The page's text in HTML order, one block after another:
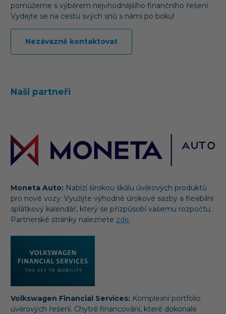
pomůžeme s výběrem nejvhodnějšího finančního řešení.
Vydejte se na cestu svých snů s námi po boku!
Nezávazně kontaktovat
Naši partneři
Moneta Auto: Nabízí širokou škálu úvěrových produktů
pro nové vozy. Využijte výhodné úrokové sazby a flexibilní
splátkový kalendář, který se přizpůsobí vašemu rozpočtu.
Partnerské stránky naleznete zde.
Volkswagen Financial Services: Komplexní portfolio
úvěrových řešení. Chytré financování, které dokonale